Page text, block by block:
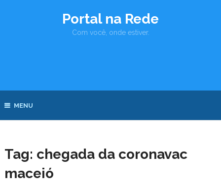
Portal na Rede
Com você, onde estiver.
MENU
Tag: chegada da coronavac
maceió